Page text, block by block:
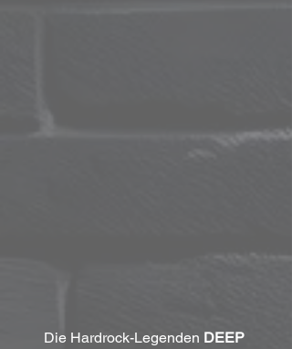
Die Hardrock-Legenden DEEP